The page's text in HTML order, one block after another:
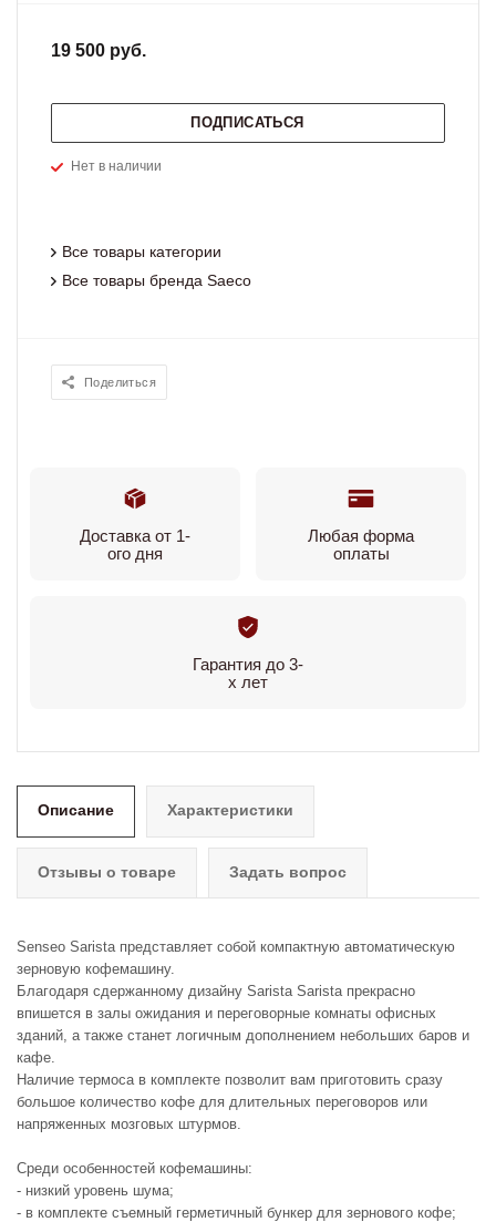
19 500 руб.
ПОДПИСАТЬСЯ
Нет в наличии
Все товары категории
Все товары бренда Saeco
Поделиться
Доставка от 1-
ого дня
Любая форма
оплаты
Гарантия до 3-
х лет
Описание Характеристики
Отзывы о товаре Задать вопрос
Senseo Sarista представляет собой компактную автоматическую
зерновую кофемашину.
Благодаря сдержанному дизайну Sarista Sarista прекрасно
впишется в залы ожидания и переговорные комнаты офисных
зданий, а также станет логичным дополнением небольших баров и
кафе.
Наличие термоса в комплекте позволит вам приготовить сразу
большое количество кофе для длительных переговоров или
напряженных мозговых штурмов.
Среди особенностей кофемашины:
- низкий уровень шума;
- в комплекте съемный герметичный бункер для зернового кофе;